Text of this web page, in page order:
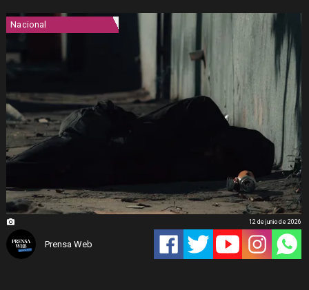
Nacional
Prensa Web
12 de junio de 2026